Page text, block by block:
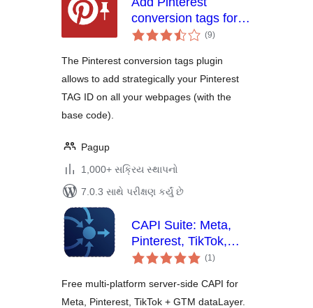
conversion tags for
Pinterest Ads + Site
(9કુલ
રેટિંગ્સ
)
The Pinterest conversion tags plugin
allows to add strategically your Pinterest
TAG ID on all your webpages (with the
base code).
Pagup
1,000+ સક્રિય સ્થાપનો
7.0.3 સાથે પરીક્ષણ કર્યું છે
CAPI Suite: Meta,
Pinterest, TikTok,
GTM
(1કુલ
રેટિંગ્સ
)
Free multi-platform server-side CAPI for
Meta, Pinterest, TikTok + GTM dataLayer.